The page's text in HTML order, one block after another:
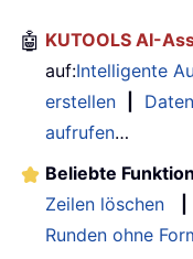
🤖 KUTOOLS AI-
auf:Intelligente
erstellen
aufrufen…
Beliebte
Zeilen löschen
Runden ohne